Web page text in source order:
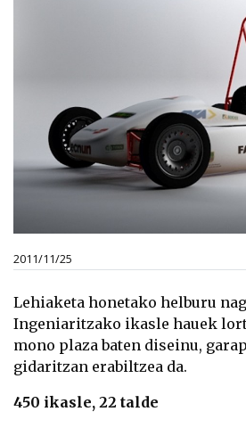
2011/11/25
Lehiaketa honetako helburu
Ingeniaritzako ikasle hauek
mono plaza baten diseinu,
gidaritzan erabiltzea da.
450 ikasle, 22 talde